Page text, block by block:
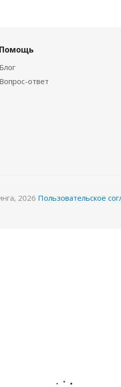
Помощь
Блог
Вопрос-ответ
2026 Пользовательское